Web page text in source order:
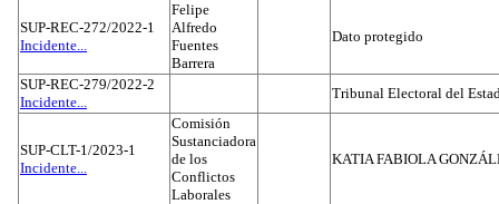
SUP-REC-272/2022-1
Incidente...
Felipe
Alfredo
Fuentes
Barrera
Dato protegido
SUP-REC-279/2022-2
Incidente...
Tribunal Electoral del
SUP-CLT-1/2023-1
Incidente...
Comisión
Sustanciadora
de los
Conflictos
Laborales
KATIA FABIOLA